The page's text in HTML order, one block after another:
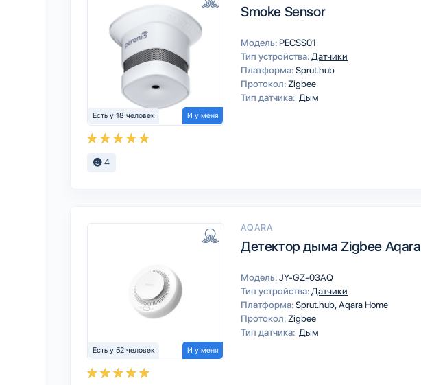
Есть у 18 человек И у меня
Smoke Sensor
Модель: PECSS01
Тип устройства: Датчики
Платформа:Sprut.hub
Протокол: Zigbee
Тип датчика: Дым
4
Есть у 52 человек И у меня
AQARA
Детектор дыма Zigbee Aqara
Модель:JY-GZ-03AQ
Тип устройства: Датчики
Платформа:Sprut.hubAqara Home
Протокол: Zigbee
Тип датчика: Дым